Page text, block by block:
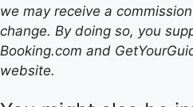
we may receive a
change. By doing so, you
Booking.com and
website.